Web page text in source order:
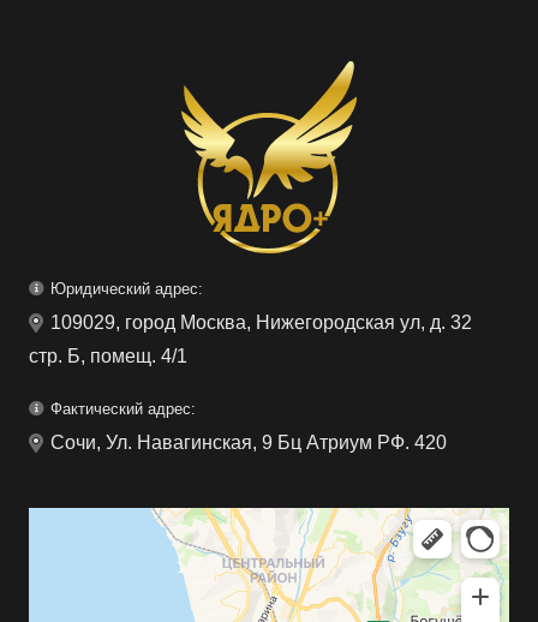
Юридический адрес:
109029, город Москва, Нижегородская ул, д. 32
стр. Б, помещ. 4/1
Фактический адрес:
Сочи, Ул. Навагинская, 9 Бц Атриум РФ. 420